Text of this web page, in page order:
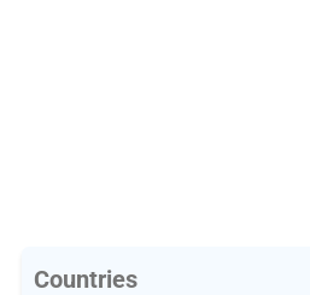
Countries